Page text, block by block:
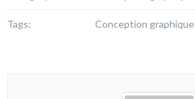
Tags: Conception graphique